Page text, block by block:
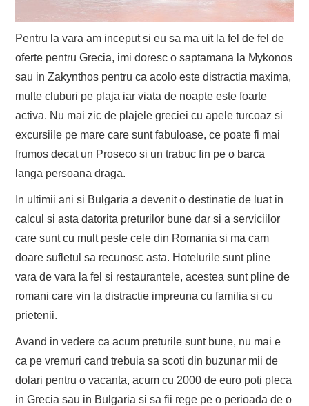
Pentru la vara am inceput si eu sa ma uit la fel de fel de
oferte pentru Grecia, imi doresc o saptamana la Mykonos
sau in Zakynthos pentru ca acolo este distractia maxima,
multe cluburi pe plaja iar viata de noapte este foarte
activa. Nu mai zic de plajele greciei cu apele turcoaz si
excursiile pe mare care sunt fabuloase, ce poate fi mai
frumos decat un Proseco si un trabuc fin pe o barca
langa persoana draga.
In ultimii ani si Bulgaria a devenit o destinatie de luat in
calcul si asta datorita preturilor bune dar si a serviciilor
care sunt cu mult peste cele din Romania si ma cam
doare sufletul sa recunosc asta. Hotelurile sunt pline
vara de vara la fel si restaurantele, acestea sunt pline de
romani care vin la distractie impreuna cu familia si cu
prietenii.
Avand in vedere ca acum preturile sunt bune, nu mai e
ca pe vremuri cand trebuia sa scoti din buzunar mii de
dolari pentru o vacanta, acum cu 2000 de euro poti pleca
in Grecia sau in Bulgaria si sa fii rege pe o perioada de o